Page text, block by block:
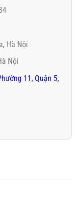
Hà Nội
Nội
11, Quận 5,